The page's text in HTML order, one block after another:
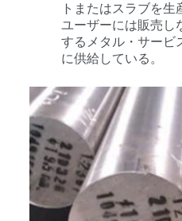
トまたはスラブを
ユーザーには販売し
するメタル・サービ
に供給している。